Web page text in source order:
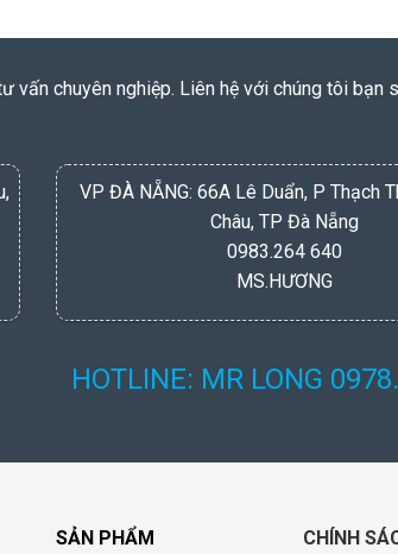
vấn chuyên nghiệp. Liên hệ với chúng tôi bạn
VP ĐÀ NẴNG: 66A Lê Duẩn, P Thạch
Châu, TP Đà Nẵng
0983.264 640
MS.HƯƠNG
HOTLINE: MR LONG
SẢN PHẨM CHÍNH